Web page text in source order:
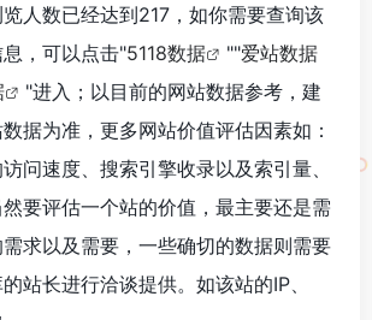
人数已经达到217，如你需要查询该
，可以点击"5118数据 ""爱站数据
"进入；以目前的网站数据参考，建
据为准，更多网站价值评估因素如：
问速度、搜索引擎收录以及索引量、
要评估一个站的价值，最主要还是需
求以及需要，一些确切的数据则需要
站长进行洽谈提供。如该站的IP、